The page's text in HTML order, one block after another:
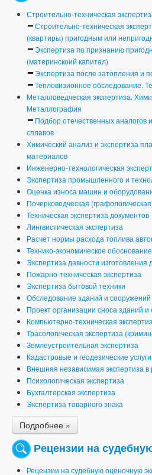
Строительно-техническая
Строительно-техническая
(квартиры) пригодным или
Экспертиза по признанию
(материнскоий капитал)
Экспертиза после затопления и
Тепловизионное обследование.
Металловедческая экспертиза.
Металлография
Подбор отечественных аналогов
сплавов
Химический анализ и экспертиза
материалов
Инженерно-технологическая
Экспертиза промышленного и
Оценка износа машин и
Почерковедческая
Техническая экспертиза документов
Лингвистическая экспертиза
Расчет нормы расхода топлива
Технико-экономическое
Экспертиза давности изготовления
Пожарно-техническая экспертиза
Экспертиза бытовой техники
Обследование зданий и
Проект организации сноса зданий
Компьютерно-техническая
Трасологическая экспертиза
Землеустроительная экспертиза
Кадастровые и геодезические услуги
Внешняя независимая экспертиза
Психологическая экспертиза
Бухгалтерская экспертиза
Экспертиза товарного знака
Подробнее »
Рецензии на
Рецензии на судебную оценочную